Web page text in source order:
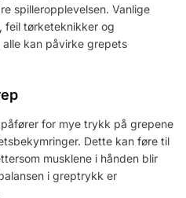
spilleropplevelsen. Vanlige
feil tørketeknikker og
alle kan påvirke grepets
for mye trykk på grepene
Dette kan føre til
musklene i hånden blir
i greptrykk er